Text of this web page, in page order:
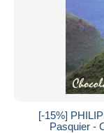
[-15%]
Pasquier -